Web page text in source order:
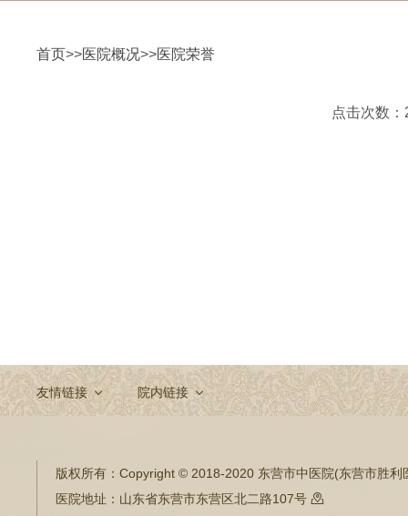
首页>>医院概况>>医院荣誉
点击次数
友情链接 院内链接
版权所有： Copyright © 2018-2020 东营市中医院(东营市胜利
医院地址： 山东省东营市东营区北二路107号 